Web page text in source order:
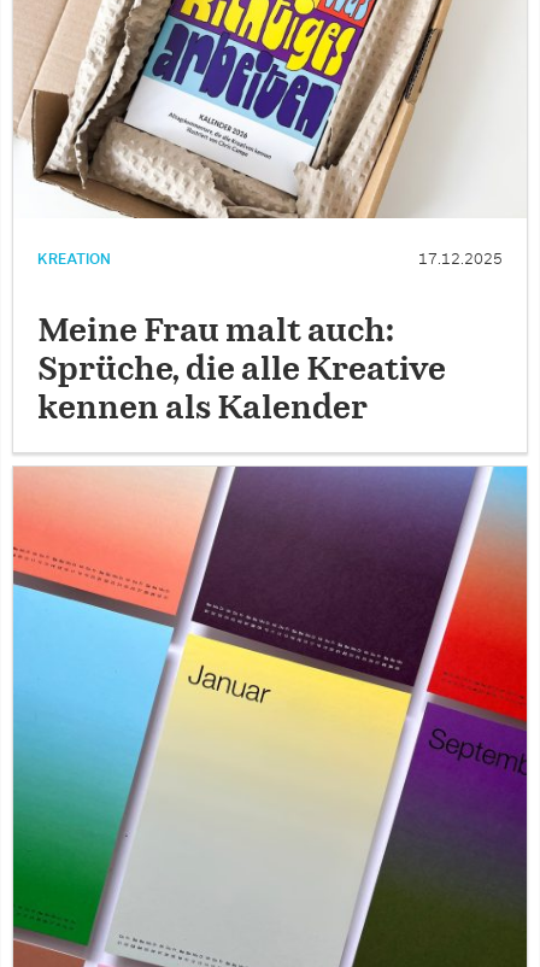
KREATION 17.12.2025
Meine Frau malt auch:
Sprüche, die alle Kreative
kennen als Kalender